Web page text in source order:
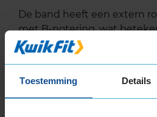
Toestemming Details
De band heeft een extern
met B-notering, wat
een normale
bandenlabel van deze